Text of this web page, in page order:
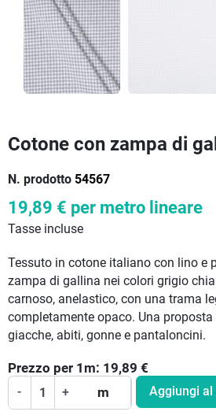
Cotone con zampa di
N. prodotto 54567
19,89 € per metro lineare
Tasse incluse
Tessuto in cotone italiano con lino e
zampa di gallina nei colori grigio
carnoso, anelastico, con una trama
completamente opaco. Una
giacche, abiti, gonne e pantaloncini.
Prezzo per 1 m: 19,89 €
- + m Aggiungi